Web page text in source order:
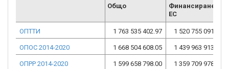
Общо
Финансиране от
ЕС
ОПТТИ 1 763 535 402.97 1 520 755 091.68
ОПОС 2014-2020 1 668 504 608.05 1 439 963 913.03
ОПРР 2014-2020 1 599 658 798.00 1 359 709 978.29